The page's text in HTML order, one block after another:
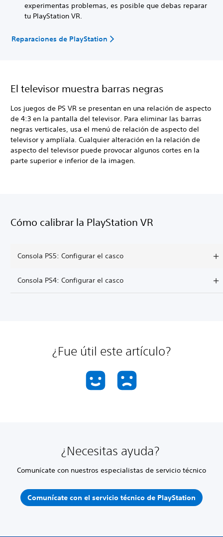
experimentas problemas, es posible que debas reparar
tu PlayStation VR.
Reparaciones de PlayStation
El televisor muestra barras negras
Los juegos de PS VR se presentan en una relación de aspecto
de 4:3 en la pantalla del televisor. Para eliminar las barras
negras verticales, usa el menú de relación de aspecto del
televisor y amplíala. Cualquier alteración en la relación de
aspecto del televisor puede provocar algunos cortes en la
parte superior e inferior de la imagen.
Cómo calibrar la PlayStation VR
Consola PS5: Configurar el casco
Consola PS4: Configurar el casco
¿Fue útil este artículo?
¿Necesitas ayuda?
Comunícate con nuestros especialistas de servicio técnico
Comunícate con el servicio técnico de PlayStation